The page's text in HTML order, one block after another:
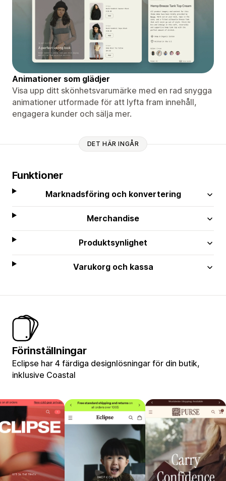
Animationer som glädjer
Visa upp ditt skönhetsvarumärke med en rad snygga
animationer utformade för att lyfta fram innehåll,
engagera kunder och sälja mer.
DET HÄR INGÅR
Funktioner
Marknadsföring och konvertering
Merchandise
Produktsynlighet
Varukorg och kassa
Förinställningar
Eclipse har 4 färdiga designlösningar för din butik,
inklusive Coastal